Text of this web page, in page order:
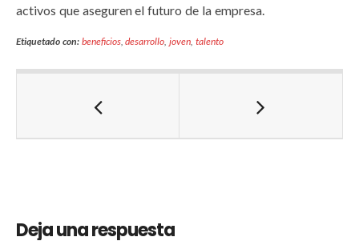
activos que aseguren el futuro de la empresa.
Etiquetado con: beneficios,desarrollo ,joven ,talento
Deja una respuesta